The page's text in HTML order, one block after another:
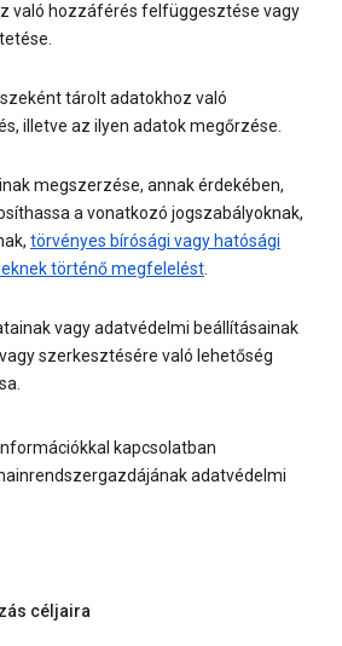
való hozzáférés felfüggesztése vagy
tárolt adatokhoz való
illetve az ilyen adatok megőrzése.
megszerzése, annak érdekében,
a vonatkozó jogszabályoknak,
törvényes bírósági vagy hatósági
történő megfelelést.
vagy adatvédelmi beállításainak
szerkesztésére való lehetőség
kapcsolatban
adatvédelmi
céljaira